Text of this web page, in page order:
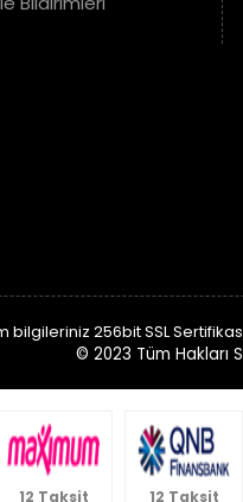
bilgileriniz 256bit SSL
© 2023 Tüm Hakları
12 Taksit 12 Taksit